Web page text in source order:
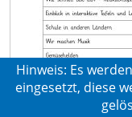
Hinweis: Es
eingesetzt, diese